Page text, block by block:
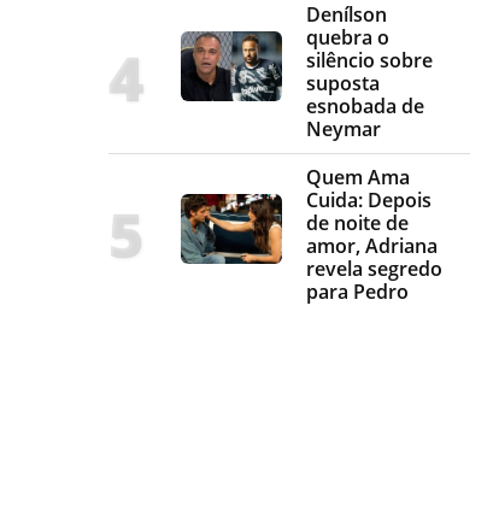
Denílson
quebra o
silêncio sobre
suposta
esnobada de
Neymar
Quem Ama
Cuida: Depois
de noite de
amor, Adriana
revela segredo
para Pedro